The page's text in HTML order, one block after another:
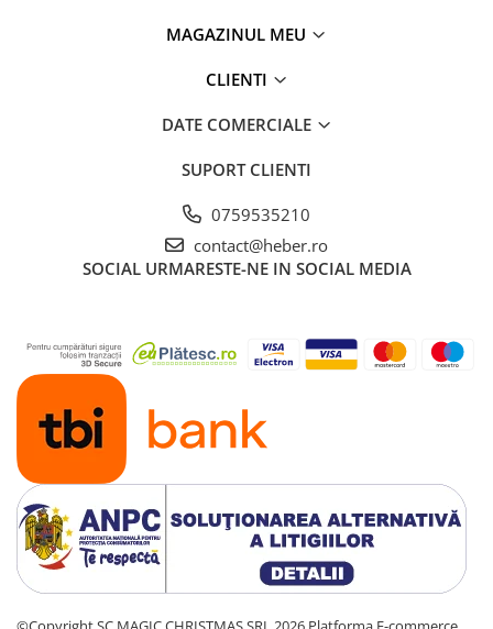
MAGAZINUL MEU
CLIENTI
DATE COMERCIALE
SUPORT CLIENTI
0759535210
contact@heber.ro
SOCIAL URMARESTE-NE IN SOCIAL MEDIA